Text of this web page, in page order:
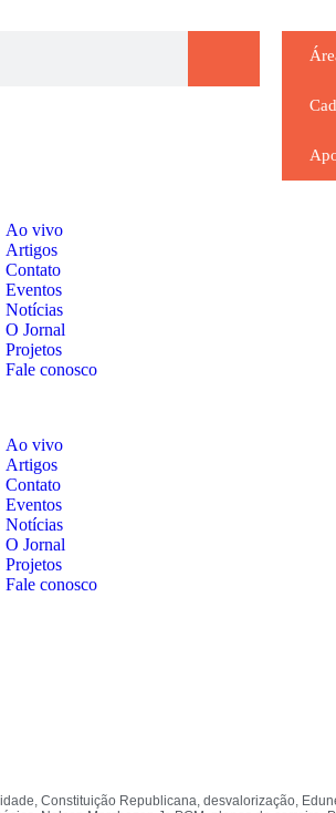
Ao vivo
Artigos
Contato
Eventos
Notícias
O Jornal
Projetos
Fale conosco
Ao vivo
Artigos
Contato
Eventos
Notícias
O Jornal
Projetos
Fale conosco
, Constituição Republicana, desvalorização,